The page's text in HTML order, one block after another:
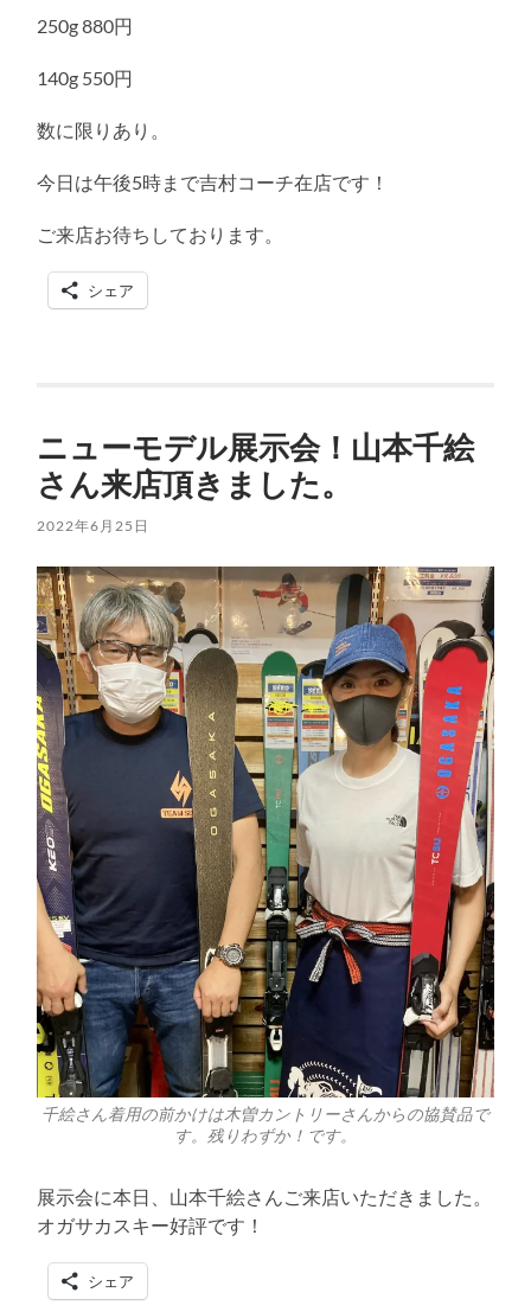
250g 880円
140g 550円
数に限りあり。
今日は午後5時まで吉村コーチ在店です！
ご来店お待ちしております。
シェア
ニューモデル展示会！山本千絵
さん来店頂きました。
2022年6月25日
千絵さん着用の前かけは木曽カントリーさんからの協賛品で
す。残りわずか！です。
展示会に本日、山本千絵さんご来店いただきました。
オガサカスキー好評です！
シェア